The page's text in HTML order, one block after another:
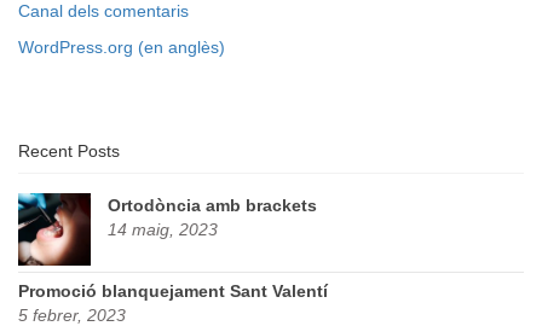
Canal dels comentaris
WordPress.org (en anglès)
Recent Posts
Ortodòncia amb brackets
14 maig, 2023
Promoció blanquejament Sant Valentí
5 febrer, 2023